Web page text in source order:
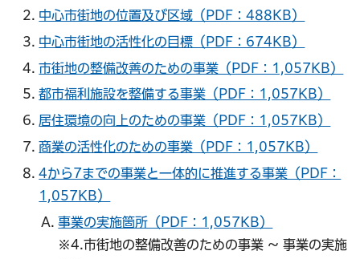
中心市街地の位置及び区域（PDF：488KB）
中心市街地の活性化の目標（PDF：674KB）
市街地の整備改善のための事業（PDF：1,057KB）
都市福利施設を整備する事業（PDF：1,057KB）
居住環境の向上のための事業（PDF：1,057KB）
商業の活性化のための事業（PDF：1,057KB）
4から7までの事業と一体的に推進する事業（PDF：
1,057KB）
事業の実施箇所（PDF：1,057KB）
※4.市街地の整備改善のための事業 ～ 事業の実施